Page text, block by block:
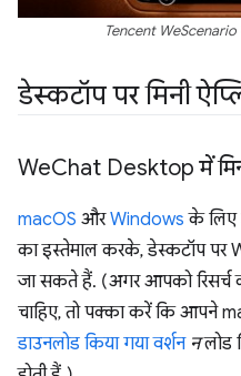
Tencent WeScenario
डेस्कटॉप पर मिनी
WeChat Desktop में
macOS औरWindows के लिए
का इस्तेमाल करके, डेस्कटॉप पर
जा सकते हैं. (अगर आपको रिसर्च
चाहिए, तो पक्का करें कि आपने
डाउनलोड किया गया वर्शन नलोड